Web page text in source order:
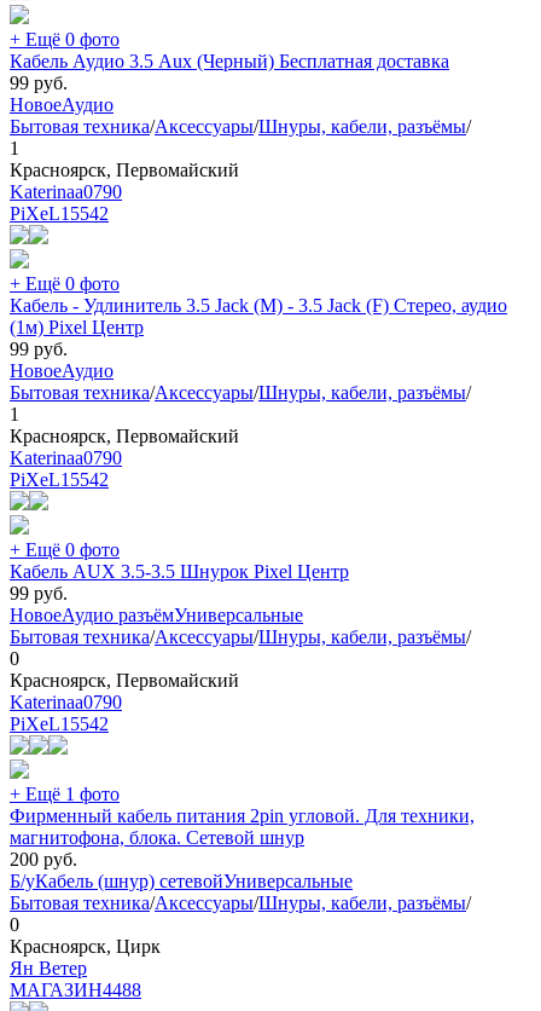
+ Ещё 0 фото
Кабель Аудио 3.5 Aux (Черный) Бесплатная доставка
99 руб.
НовоеАудио
Бытовая техника/Аксессуары/Шнуры, кабели, разъёмы/
1
Красноярск, Первомайский
Katerinaa0790
PiXeL15542
+ Ещё 0 фото
Кабель - Удлинитель 3.5 Jack (M) - 3.5 Jack (F) Стерео, аудио
(1м) Pixel Центр
99 руб.
НовоеАудио
Бытовая техника/Аксессуары/Шнуры, кабели, разъёмы/
1
Красноярск, Первомайский
Katerinaa0790
PiXeL15542
+ Ещё 0 фото
Кабель AUX 3.5-3.5 Шнурок Pixel Центр
99 руб.
НовоеАудио разъёмУниверсальные
Бытовая техника/Аксессуары/Шнуры, кабели, разъёмы/
0
Красноярск, Первомайский
Katerinaa0790
PiXeL15542
+ Ещё 1 фото
Фирменный кабель питания 2pin угловой. Для техники,
магнитофона, блока. Сетевой шнур
200 руб.
Б/уКабель (шнур) сетевойУниверсальные
Бытовая техника/Аксессуары/Шнуры, кабели, разъёмы/
0
Красноярск, Цирк
Ян Ветер
МАГАЗИН4488